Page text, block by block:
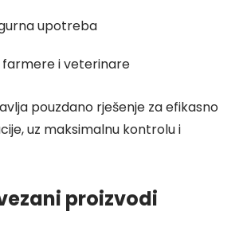
upotreba
farmere i veterinare
pouzdano rješenje za efikasno
uz maksimalnu kontrolu i
proizvodi